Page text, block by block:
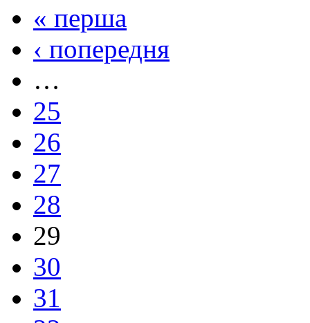
« перша
‹ попередня
…
25
26
27
28
29
30
31